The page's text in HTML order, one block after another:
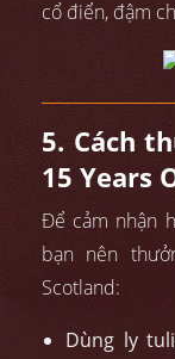
cổ điển, đậm
5. Cách
15 Years
Để cảm nhận
bạn nên
Scotland:
Dùng ly